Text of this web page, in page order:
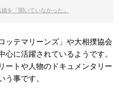
を「聞いていなかった」
ッテマリーンズ」や大相撲協会
に活躍されているようです。
ートや人物のドキュメンタリー
事です。